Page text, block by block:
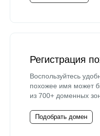
Регистрация
Воспользуйтесь
похожее имя может
из 700+ доменных
Подобрать домен